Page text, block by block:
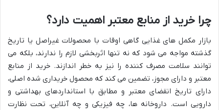
چرا خرید از منابع معتبر اهمیت دارد؟
بازار مکمل های غذایی گاهی اوقات با محصولات غیراصل یا تاریخ
گذشته مواجه می شود که نه تنها اثربخشی لازم را ندارند، بلکه می
توانند سلامت مصرف کننده را نیز به خطر اندازند. خرید از منابع
معتبر و دارای مجوز، تضمین می کند که محصول خریداری شده اصلی،
دارای تاریخ انقضای معتبر و مطابق با استانداردهای بهداشتی و
دارویی است. داروخانه ها، چه فیزیکی و چه آنلاین، تحت نظارت